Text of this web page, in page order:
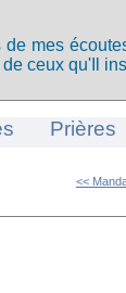
mes
ceux qu'Il
Prières
<<